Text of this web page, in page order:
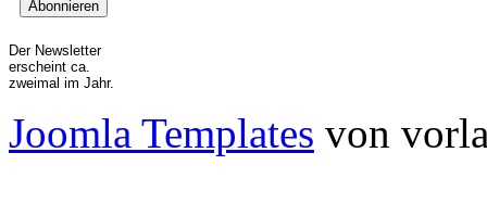
Der Newsletter
erscheint ca.
zweimal im Jahr.
Joomla Templates von